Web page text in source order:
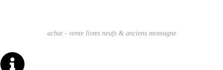
achat - vente livres neufs & anciens montagne